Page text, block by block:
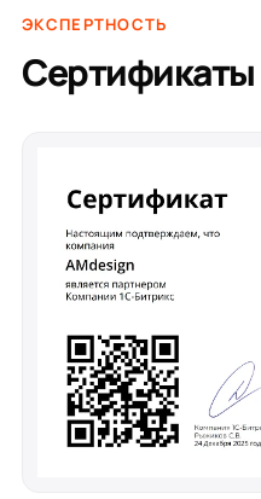
ЭКСПЕРТНОСТЬ
Сертификаты